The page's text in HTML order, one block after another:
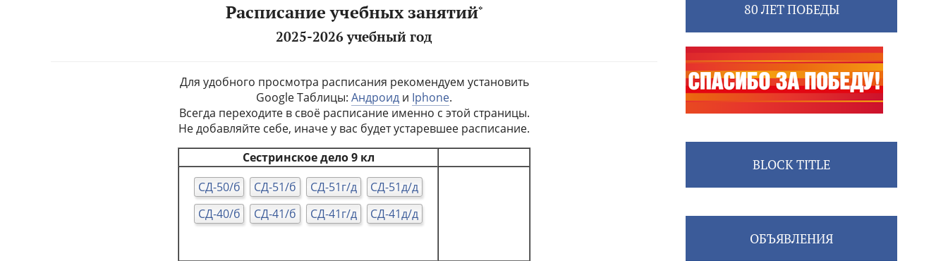
Расписание учебных занятий*
2025-2026 учебный год
Для удобного просмотра расписания рекомендуем установить
Google Таблицы: Андроид и Iphone.
Всегда переходите в своё расписание именно с этой страницы.
Не добавляйте себе, иначе у вас будет устаревшее расписание.
Сестринское дело 9 кл
СД-50/б
СД-51/б СД-51г/д
СД-51д/д
СД-40/б
СД-41/б СД-41г/д СД-41д/д
80 ЛЕТ ПОБЕДЫ
BLOCK TITLE
ОБЪЯВЛЕНИЯ